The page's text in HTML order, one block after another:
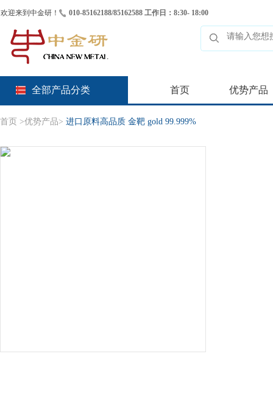
欢迎来到中金研！ 010-85162188/85162588 工作日：8:30- 18:00
全部产品分类 首页 优势产品
首页 >优势产品> 进口原料高品质 金靶 gold 99.999%